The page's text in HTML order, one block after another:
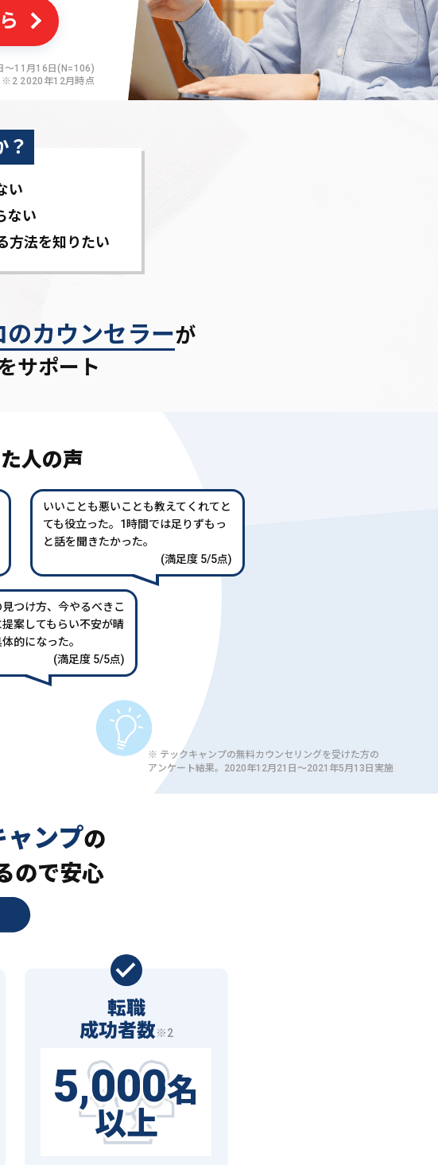
11月16日(N=106)
※2 2020年12月時点
？
い
ない
方法を知りたい
のカウンセラーが
サポート
人の声
いいことも悪いことも教えてくれてと
ても役立った。1時間では足りずもっ
と話を聞きたかった。
(満足度 5/5点)
つけ方、今やるべきこ
案してもらい不安が晴
的になった。
(満足度 5/5点)
※ テックキャンプの無料カウンセリングを受けた方の
アンケート結果。2020年12月21日〜2021年5月13日実施
ャンプの
ので安心
転職
成功者数※2
5,000名
以上